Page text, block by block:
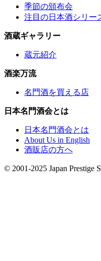
季節の頒布会
注目の日本酒シリー
酒蔵ギャラリー
蔵元紹介
酒楽万流
名門酒を買える店
日本名門酒会とは
日本名門酒会とは
About Us in English
酒販店の方へ
© 2001-2025 Japan Prestige